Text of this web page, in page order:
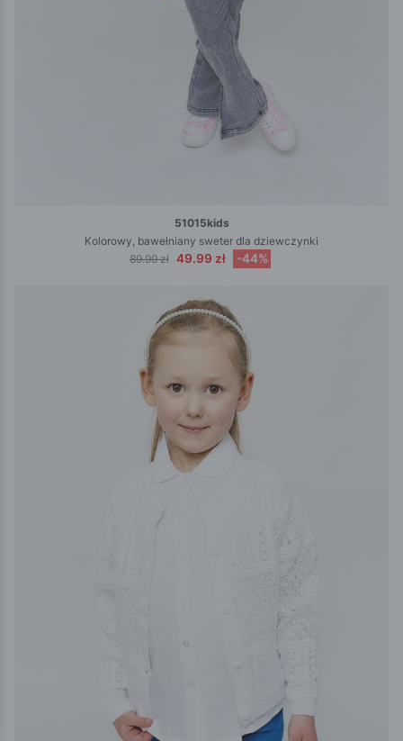
51015kids
Kolorowy, bawełniany sweter dla dziewczynki
89.99 zł 49.99 zł -44%